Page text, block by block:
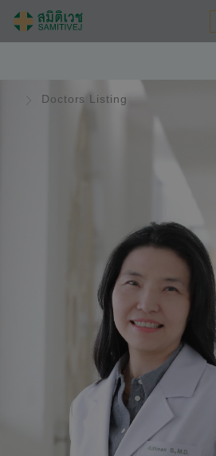
Doctors Listing